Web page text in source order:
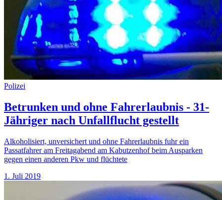
Polizei
Betrunken und ohne Fahrerlaubnis - 31-
Jähriger nach Unfallflucht gestellt
Alkoholisiert, unversichert und ohne Fahrerlaubnis fuhr ein
Passatfahrer am Freitagabend am Kabutzenhof beim Ausparken
gegen einen anderen Pkw und flüchtete
1. Juli 2019